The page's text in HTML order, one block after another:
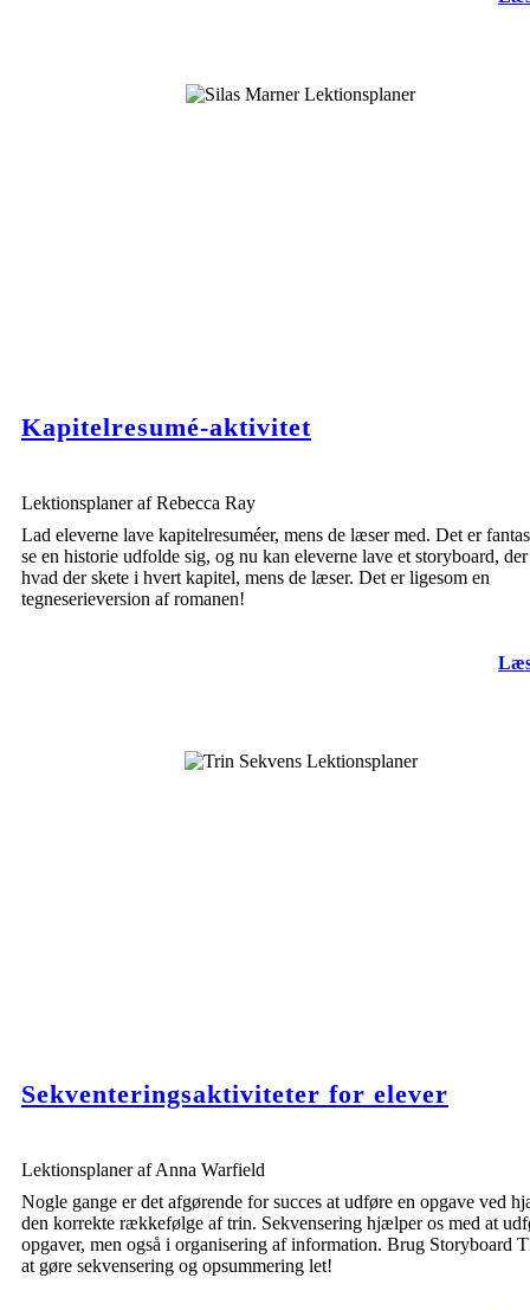
Kapitelresumé-aktivitet
Lektionsplaner af Rebecca Ray
Lad eleverne lave kapitelresuméer, mens de læser med. Det er
se en historie udfolde sig, og nu kan eleverne lave et storyboard,
hvad der skete i hvert kapitel, mens de læser. Det er ligesom en
tegneserieversion af romanen!
Sekventeringsaktiviteter for elever
Lektionsplaner af Anna Warfield
Nogle gange er det afgørende for succes at udføre en opgave ved
den korrekte rækkefølge af trin. Sekvensering hjælper os med at
opgaver, men også i organisering af information. Brug Storyboard
at gøre sekvensering og opsummering let!